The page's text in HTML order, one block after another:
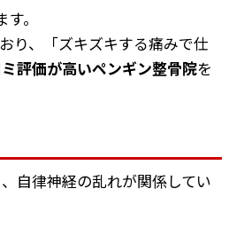
。
り、「ズキズキする痛みで仕
評価が高いペンギン整骨院を
自律神経の乱れが関係してい